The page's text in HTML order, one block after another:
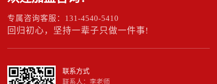
专属咨询客服：131-4540-5410
回归初心，坚持一辈子只做一件事!
联系方式
联系人：李老师